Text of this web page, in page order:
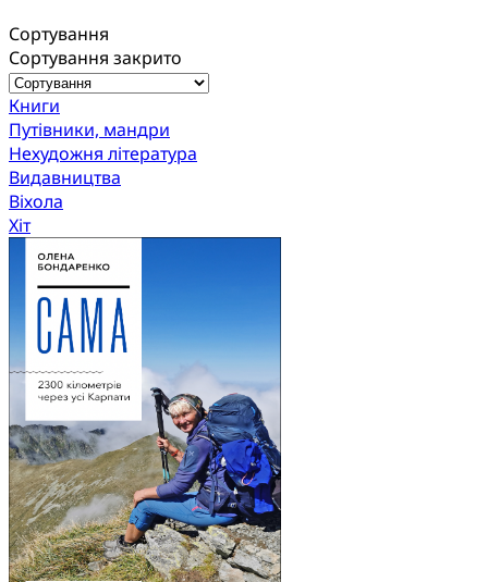
Сортування
Сортування закрито
Книги
Путівники, мандри
Нехудожня література
Видавництва
Віхола
Хіт